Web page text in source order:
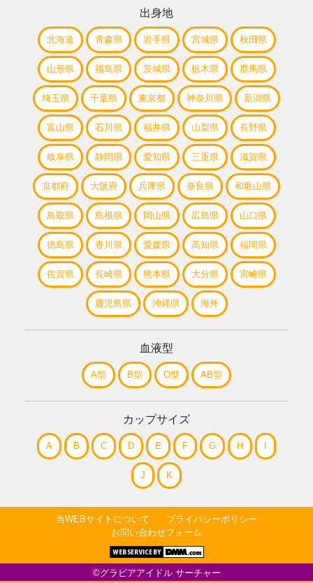
出身地
北海道 青森県 岩手県 宮城県 秋田県
山形県 福島県 茨城県 栃木県 群馬県
埼玉県 千葉県 東京都 神奈川県 新潟県
富山県 石川県 福井県 山梨県 長野県
岐阜県 静岡県 愛知県 三重県 滋賀県
京都府 大阪府 兵庫県 奈良県 和歌山県
鳥取県 島根県 岡山県 広島県 山口県
徳島県 香川県 愛媛県 高知県 福岡県
佐賀県 長崎県 熊本県 大分県 宮崎県
鹿児島県 沖縄県 海外
血液型
A型 B型 O型 AB型
カップサイズ
A B C D E F G H
J K
当WEBサイトについて
プライバシーポリシー
お問い合わせフォーム
©グラビアアイドル サーチャー